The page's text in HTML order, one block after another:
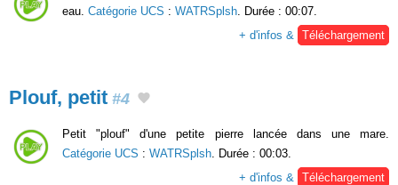
eau. Catégorie UCS : WATRSplsh. Durée : 00:07.
+ d'infos & Téléchargement
Plouf, petit #4
Petit "plouf" d'une petite pierre lancée dans une mare.
Catégorie UCS : WATRSplsh . Durée : 00:03.
+ d'infos &
Téléchargement